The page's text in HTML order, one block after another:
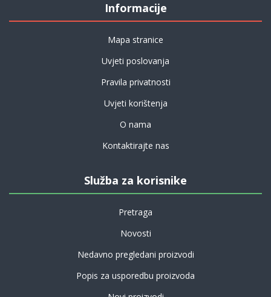
Informacije
Mapa stranice
Uvjeti poslovanja
Pravila privatnosti
Uvjeti korištenja
O nama
Kontaktirajte nas
Služba za korisnike
Pretraga
Novosti
Nedavno pregledani proizvodi
Popis za usporedbu proizvoda